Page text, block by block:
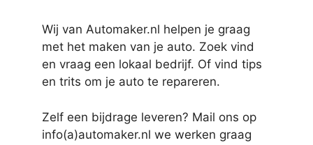
Wij van Automaker.nl helpen je graag
met het maken van je auto. Zoek vind
en vraag een lokaal bedrijf. Of vind tips
en trits om je auto te repareren.
Zelf een bijdrage leveren? Mail ons op
info(a)automaker.nl we werken graag